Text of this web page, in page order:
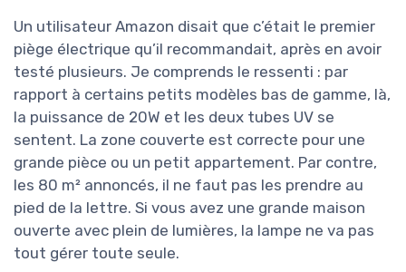
Un utilisateur Amazon disait que c’était le premier
piège électrique qu’il recommandait, après en avoir
testé plusieurs. Je comprends le ressenti : par
rapport à certains petits modèles bas de gamme, là,
la puissance de 20W et les deux tubes UV se
sentent. La zone couverte est correcte pour une
grande pièce ou un petit appartement. Par contre,
les 80 m² annoncés, il ne faut pas les prendre au
pied de la lettre. Si vous avez une grande maison
ouverte avec plein de lumières, la lampe ne va pas
tout gérer toute seule.